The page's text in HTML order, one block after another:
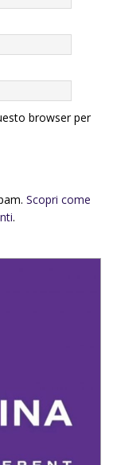
browser per
Scopri come
.